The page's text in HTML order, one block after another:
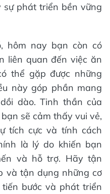
phát triển bền vững
hôm nay bạn còn có
liên quan đến việc ăn
thể gặp được những
này góp phần mang
dào. Tinh thần của
sẽ cảm thấy vui vẻ,
tích cực và tính cách
là lý do khiến bạn
và hỗ trợ. Hãy tận
và tận dụng những cơ
bước và phát triển